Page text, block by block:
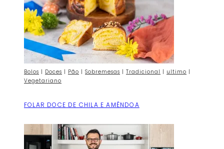
Bolos | Doces | Pão | Sobremesas | Tradicional | ultimo |
Vegetariano
FOLAR DOCE DE CHILA E AMÊNDOA